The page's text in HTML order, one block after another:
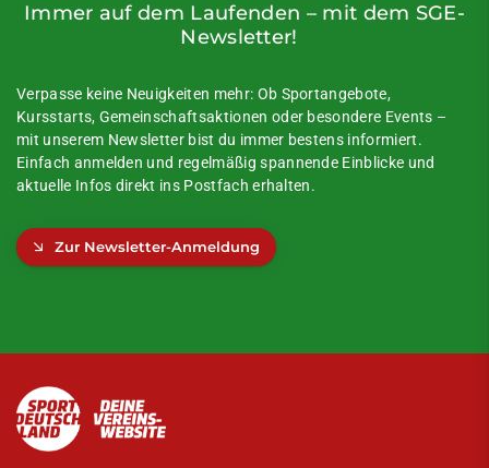
Immer auf dem Laufenden – mit dem SGE-
Newsletter!
Verpasse keine Neuigkeiten mehr: Ob Sportangebote,
Kursstarts, Gemeinschaftsaktionen oder besondere Events –
mit unserem Newsletter bist du immer bestens informiert.
Einfach anmelden und regelmäßig spannende Einblicke und
aktuelle Infos direkt ins Postfach erhalten.
Zur Newsletter-Anmeldung